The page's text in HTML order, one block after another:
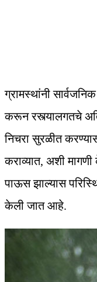
ग्रामस्थांनी
करून रस्त्यालगतचे
निचरा सुरळीत
कराव्यात, अशी
पाऊस झाल्यास
केली जात आहे.